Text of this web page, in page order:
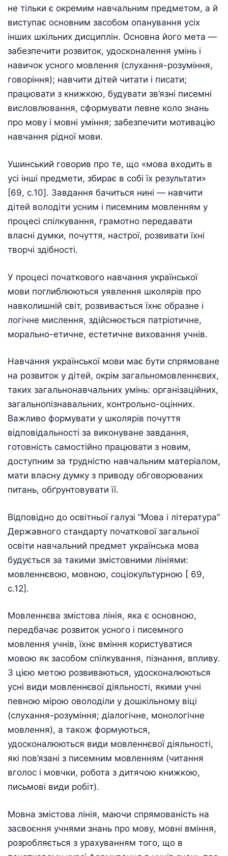
не тільки є окремим навчальним предметом, а й
виступає основним засобом опанування усіх
інших шкільних дисциплін. Основна його мета —
забезпечити розвиток, удосконалення умінь і
навичок усного мовлення (слухання-розуміння,
говоріння); навчити дітей читати і писати;
працювати з книжкою, будувати зв’язні писемні
висловлювання, сформувати певне коло знань
про мову і мовні уміння; забезпечити мотивацію
навчання рідної мови.
Ушинський говорив про те, що «мова входить в
усі інші предмети, збирає в собі їх результати»
[69, c.10]. Завдання бачиться нині — навчити
дітей володіти усним і писемним мовленням у
процесі спілкування, грамотно передавати
власні думки, почуття, настрої, розвивати їхні
творчі здібності.
У процесі початкового навчання української
мови поглиблюються уявлення школярів про
навколишній світ, розвивається їхнє образне і
логічне мислення, здійснюється патріотичне,
морально-етичне, естетичне виховання учнів.
Навчання української мови має бути спрямоване
на розвиток у дітей, окрім загальномовленнєвих,
таких загальнонавчальних умінь: організаційних,
загальнопізнавальних, контрольно-оцінних.
Важливо формувати у школярів почуття
відповідальності за виконуване завдання,
готовність самостійно працювати з новим,
доступним за трудністю навчальним матеріалом,
мати власну думку з приводу обговорюваних
питань, обґрунтовувати її.
Відповідно до освітньої галузі “Мова і література”
Державного стандарту початкової загальної
освіти навчальний предмет українська мова
будується за такими змістовними лініями:
мовленнєвою, мовною, соціокультурною [ 69,
с.12].
Мовленнєва змістова лінія, яка є основною,
передбачає розвиток усного і писемного
мовлення учнів, їхнє вміння користуватися
мовою як засобом спілкування, пізнання, впливу.
З цією метою розвиваються, удосконалюються
усні види мовленнєвої діяльності, якими учні
певною мірою оволоділи у дошкільному віці
(слухання-розуміння; діалогічне, монологічне
мовлення), а також формуються,
удосконалюються види мовленнєвої діяльності,
які пов’язані з писемним мовленням (читання
вголос і мовчки, робота з дитячою книжкою,
письмові види робіт).
Мовна змістова лінія, маючи спрямованість на
засвоєння учнями знань про мову, мовні вміння,
розробляється з урахуванням того, що в